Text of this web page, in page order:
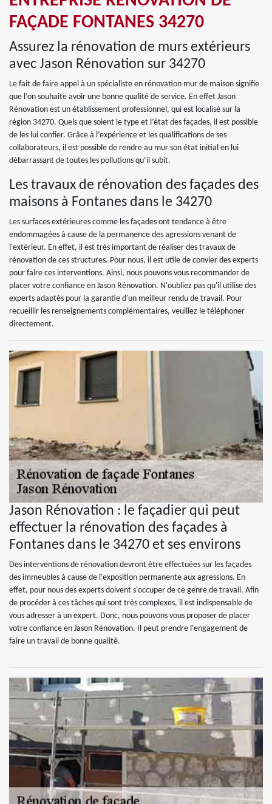
FAÇADE FONTANES 34270
Assurez la rénovation de murs extérieurs
avec Jason Rénovation sur 34270
Le fait de faire appel à un spécialiste en rénovation mur de maison signifie
que l’on souhaite avoir une bonne qualité de service. En effet Jason
Rénovation est un établissement professionnel, qui est localisé sur la
région 34270. Quels que soient le type et l’état des façades, il est possible
de les lui confier. Grâce à l’expérience et les qualifications de ses
collaborateurs, il est possible de rendre au mur son état initial en lui
débarrassant de toutes les pollutions qu’il subit.
Les travaux de rénovation des façades des
maisons à Fontanes dans le 34270
Les surfaces extérieures comme les façades ont tendance à être
endommagées à cause de la permanence des agressions venant de
l'extérieur. En effet, il est très important de réaliser des travaux de
rénovation de ces structures. Pour nous, il est utile de convier des experts
pour faire ces interventions. Ainsi, nous pouvons vous recommander de
placer votre confiance en Jason Rénovation. N'oubliez pas qu'il utilise des
experts adaptés pour la garantie d'un meilleur rendu de travail. Pour
recueillir les renseignements complémentaires, veuillez le téléphoner
directement.
Jason Rénovation : le façadier qui peut
effectuer la rénovation des façades à
Fontanes dans le 34270 et ses environs
Des interventions de rénovation devront être effectuées sur les façades
des immeubles à cause de l'exposition permanente aux agressions. En
effet, pour nous des experts doivent s'occuper de ce genre de travail. Afin
de procéder à ces tâches qui sont très complexes, il est indispensable de
vous adresser à un expert. Donc, nous pouvons vous proposer de placer
votre confiance en Jason Rénovation. Il peut prendre l'engagement de
faire un travail de bonne qualité.